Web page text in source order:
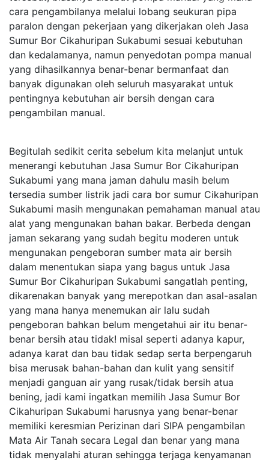
cara pengambilanya melalui lobang seukuran pipa
paralon dengan pekerjaan yang dikerjakan oleh Jasa
Sumur Bor Cikahuripan Sukabumi sesuai kebutuhan
dan kedalamanya, namun penyedotan pompa manual
yang dihasilkannya benar-benar bermanfaat dan
banyak digunakan oleh seluruh masyarakat untuk
pentingnya kebutuhan air bersih dengan cara
pengambilan manual.
Begitulah sedikit cerita sebelum kita melanjut untuk
menerangi kebutuhan Jasa Sumur Bor Cikahuripan
Sukabumi yang mana jaman dahulu masih belum
tersedia sumber listrik jadi cara bor sumur Cikahuripan
Sukabumi masih mengunakan pemahaman manual atau
alat yang mengunakan bahan bakar. Berbeda dengan
jaman sekarang yang sudah begitu moderen untuk
mengunakan pengeboran sumber mata air bersih
dalam menentukan siapa yang bagus untuk Jasa
Sumur Bor Cikahuripan Sukabumi sangatlah penting,
dikarenakan banyak yang merepotkan dan asal-asalan
yang mana hanya menemukan air lalu sudah
pengeboran bahkan belum mengetahui air itu benar-
benar bersih atau tidak! misal seperti adanya kapur,
adanya karat dan bau tidak sedap serta berpengaruh
bisa merusak bahan-bahan dan kulit yang sensitif
menjadi ganguan air yang rusak/tidak bersih atua
bening, jadi kami ingatkan memilih Jasa Sumur Bor
Cikahuripan Sukabumi harusnya yang benar-benar
memiliki keresmian Perizinan dari SIPA pengambilan
Mata Air Tanah secara Legal dan benar yang mana
tidak menyalahi aturan sehingga terjaga kenyamanan